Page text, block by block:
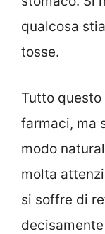
qualcosa
tosse.
Tutto
farmaci, ma
modo
molta
si soffre di